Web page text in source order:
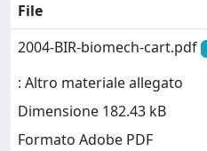
File
2004-BIR-biomech-cart.pdf
: Altro materiale allegato
Dimensione 182.43 kB
Formato Adobe PDF